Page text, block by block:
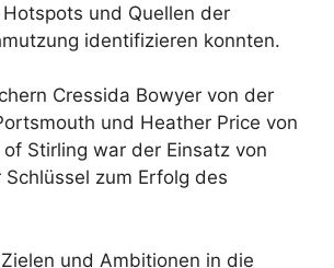
und Quellen der
identifizieren konnten.
Cressida Bowyer von der
und Heather Price von
Stirling war der Einsatz von
zum Erfolg des
und Ambitionen in die